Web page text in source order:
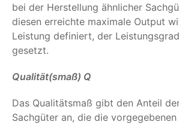
bei der Herstellung ähnlicher
diesen erreichte maximale Output
Leistung definiert, der
gesetzt.
Qualität(smaß) Q
Das Qualitätsmaß gibt den Anteil
Sachgüter an, die die